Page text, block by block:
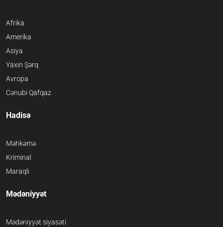
Afrika
Amerika
Asiya
Yaxın Şərq
Avropa
Cənubi Qafqaz
Hadisə
Məhkəmə
Kriminal
Maraqlı
Mədəniyyət
Mədəniyyət siyasəti